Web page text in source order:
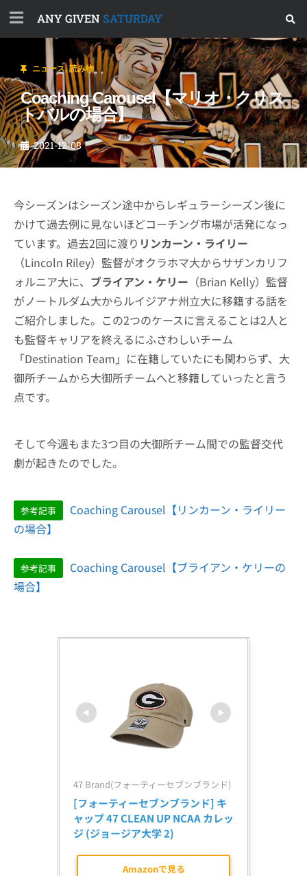
ANY GIVEN SATURDAY
ニュース,読み物
Coaching Carousel【マリオ・クリス
トバルの場合】
2021-12-08
今シーズンはシーズン途中からレギュラーシーズン後に
かけて過去例に見ないほどコーチング市場が活発になっ
ています。過去2回に渡り リンカーン・ライリー
（Lincoln Riley）監督がオクラホマ大からサザンカリフ
ォルニア大に、 ブライアン・ケリー （Brian Kelly）監督
がノートルダム大からルイジアナ州立大に移籍する話を
ご紹介しました。この2つのケースに言えることは2人と
も監督キャリアを終えるにふさわしいチーム
「Destination Team」に在籍していたにも関わらず、大
御所チームから大御所チームへと移籍していったと言う
点です。
そして今週もまた3つ目の大御所チーム間での監督交代
劇が起きたのでした。
参考記事
Coaching Carousel【リンカーン・ライリー
の場合】
参考記事
Coaching Carousel【ブライアン・ケリーの
場合】
47 Brand(フォーティーセブンブランド)
[フォーティーセブンブランド] キ
ャップ 47 CLEAN UP NCAA カレッ
ジ (ジョージア大学 2)
Amazonで見る